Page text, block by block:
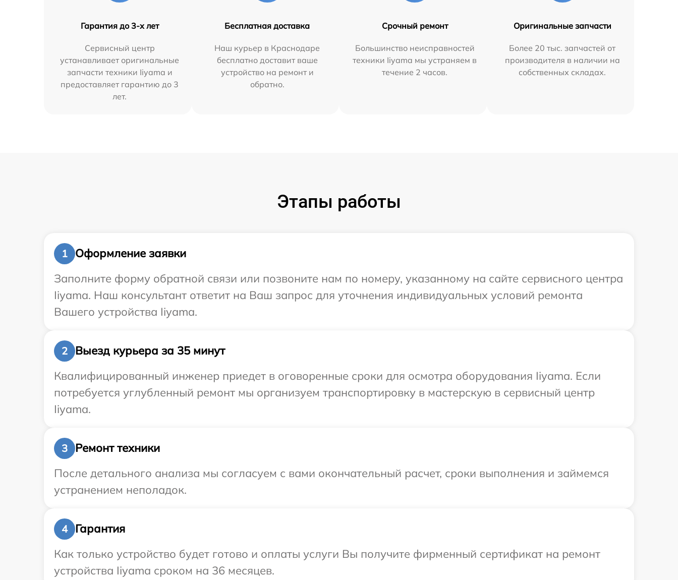
Гарантия до 3-х лет
Сервисный центр
устанавливает оригинальные
запчасти техники Iiyama и
предоставляет гарантию до 3
лет.
Бесплатная доставка
Наш курьер в Краснодаре
бесплатно доставит ваше
устройство на ремонт и
обратно.
Срочный ремонт
Большинство неисправностей
техники Iiyama мы устраняем в
течение 2 часов.
Оригинальные запчасти
Более 20 тыс. запчастей от
производителя в наличии на
собственных складах.
Этапы работы
1
Оформление заявки
Заполните форму обратной связи или позвоните нам по номеру, указанному на сайте сервисного центра
Iiyama. Наш консультант ответит на Ваш запрос для уточнения индивидуальных условий ремонта
Вашего устройства Iiyama.
2
Выезд курьера за 35 минут
Квалифицированный инженер приедет в оговоренные сроки для осмотра оборудования Iiyama. Если
потребуется углубленный ремонт мы организуем транспортировку в мастерскую в сервисный центр
Iiyama.
3
Ремонт техники
После детального анализа мы согласуем с вами окончательный расчет, сроки выполнения и займемся
устранением неполадок.
4
Гарантия
Как только устройство будет готово и оплаты услуги Вы получите фирменный сертификат на ремонт
устройства Iiyama сроком на 36 месяцев.